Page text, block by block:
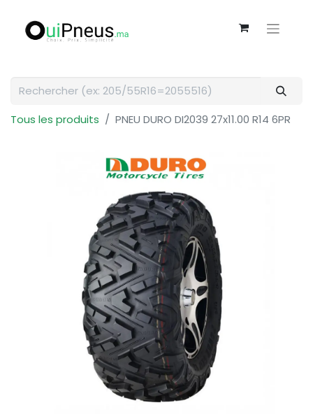
Tous les produits PNEU DURO DI2039 27x11.00 R14 6PR